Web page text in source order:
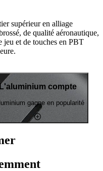
supérieur en alliage
de qualité aéronautique,
jeu et de touches en PBT
compte
gagne en popularité